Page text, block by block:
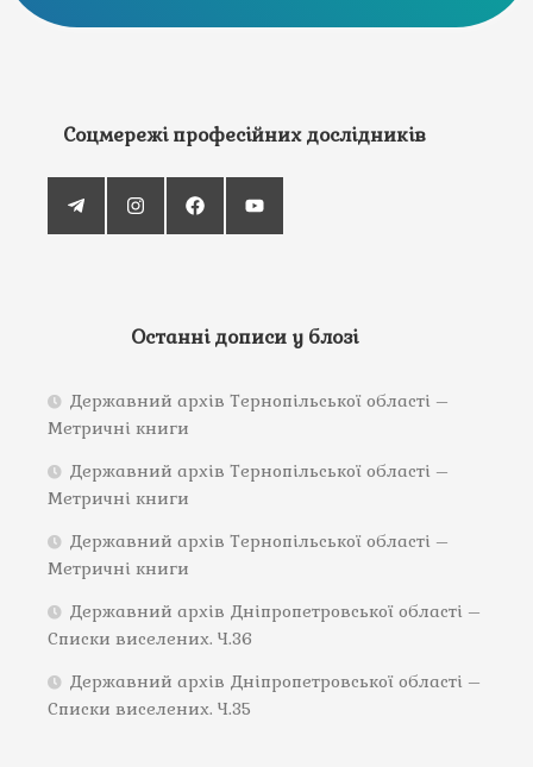
Соцмережі професійних дослідників
Останні дописи у блозі
Державний архів Тернопільської області –
Метричні книги
Державний архів Тернопільської області –
Метричні книги
Державний архів Тернопільської області –
Метричні книги
Державний архів Дніпропетровської області –
Списки виселених. Ч.36
Державний архів Дніпропетровської області –
Списки виселених. Ч.35